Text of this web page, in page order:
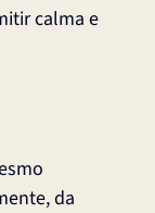
calma e
da